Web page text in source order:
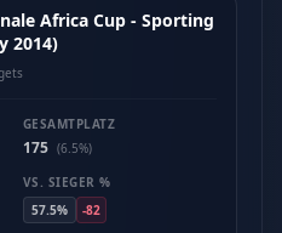
Africa Cup - Sporting
2014)
GESAMTPLATZ
175 (6.5%)
VS. SIEGER %
57.5%
-82